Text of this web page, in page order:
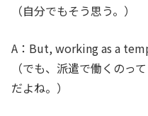
（自分でもそう思う。）
A：But, working as a
（でも、派遣で働くのっ
だよね。）